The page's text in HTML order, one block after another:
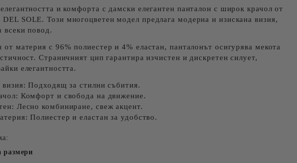
и комфорта с дамски елегантен панталон с широк крачол от
DEL SOLE. Този многоцветен модел предлага модерна и изискана визия,
всеки повод.
от материя с 96% полиестер и 4% еластан, панталонът осигурява мекота
Страничният цип гарантира изчистен и дискретен силует,
елегантността.
визия: Подходящ за стилни събития.
Комфорт и свобода на движение.
Лесно комбиниране, свеж акцент.
Полиестер и еластан за удобство.
размери